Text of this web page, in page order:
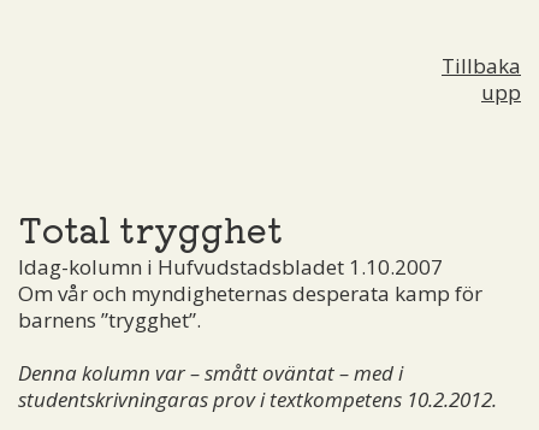
Tillbaka
upp
Total trygghet
Idag-kolumn i Hufvudstadsbladet 1.10.2007
Om vår och myndigheternas desperata kamp för
barnens ”trygghet”.
Denna kolumn var – smått oväntat – med i
studentskrivningaras prov i textkompetens 10.2.2012.